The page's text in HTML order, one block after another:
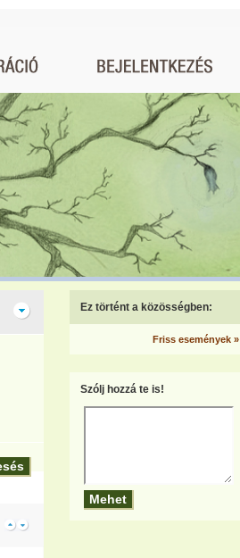
Ez történt a közösségben:
Friss események »
Szólj hozzá te is!